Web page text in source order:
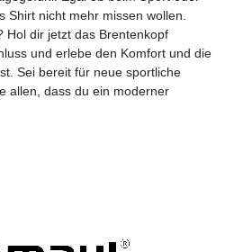
Shirt nicht mehr missen wollen.
Hol dir jetzt das Brentenkopf
und erlebe den Komfort und die
Sei bereit für neue sportliche
allen, dass du ein moderner